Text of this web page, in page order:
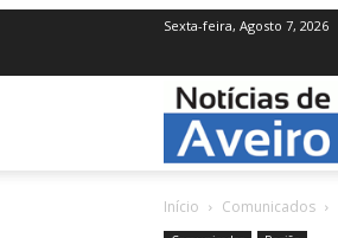
Sexta-feira, Agosto 7, 2026
Início Comunicados